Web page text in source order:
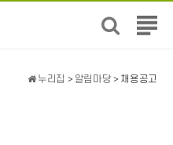
전
뉴
누리집 > 알림마당 > 채용공고